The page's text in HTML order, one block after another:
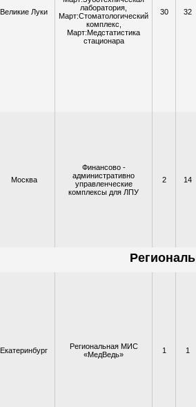
Великие Луки
лаборатория,
Март:Стоматологический
комплекс,
Март:Медстатистика
стационара
30 32
Москва
Финансово -
административно
управленческие
комплексы для ЛПУ
2 14
Екатеринбург
Региональная МИС
«МедВедь»
1 1